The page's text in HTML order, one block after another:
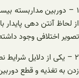
۱ – دوربین مداربسته
از لحاظ آنتن دهی پایدار
تصویر اختلافی وجود
۲ – یکی از دلایل
زدن به تغذیه و قطع